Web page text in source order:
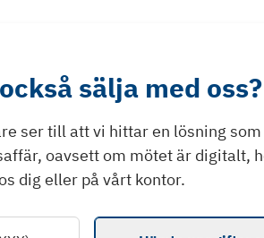
sälja med oss?
ser till att vi hittar en lösning
oavsett om mötet är digitalt,
dig eller på vårt kontor.